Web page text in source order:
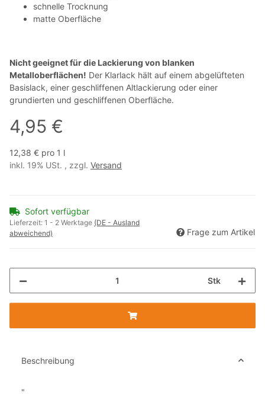
schnelle Trocknung
matte Oberfläche
Nicht geeignet für die Lackierung von blanken
Metalloberflächen! Der Klarlack hält auf einem abgelüfteten
Basislack, einer geschliffenen Altlackierung oder einer
grundierten und geschliffenen Oberfläche.
4,95 €
12,38 € pro 1 l
inkl. 19% USt. , zzgl. Versand
Sofort verfügbar
Lieferzeit: 1 - 2 Werktage (DE - Ausland
abweichend)
Frage zum Artikel
Stk
Beschreibung
"